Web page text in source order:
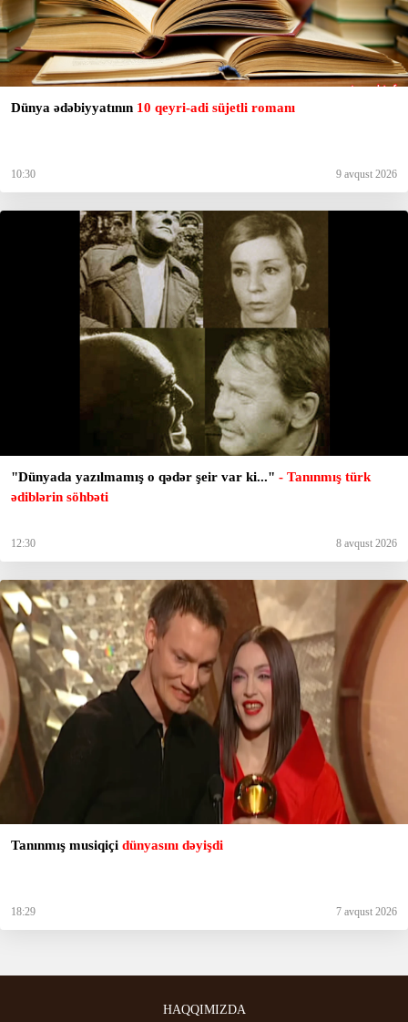
Dünya ədəbiyyatının 10 qeyri-adi süjetli romanı
10:30 9 avqust 2026
"Dünyada yazılmamış o qədər şeir var ki..." - Tanınmış türk
ədiblərin söhbəti
12:30 8 avqust 2026
Tanınmış musiqiçi dünyasını dəyişdi
18:29 7 avqust 2026
HAQQIMIZDA